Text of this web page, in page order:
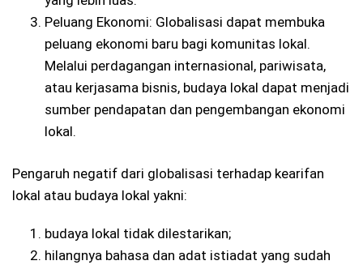
Peluang Ekonomi: Globalisasi dapat membuka
peluang ekonomi baru bagi komunitas lokal.
Melalui perdagangan internasional, pariwisata,
atau kerjasama bisnis, budaya lokal dapat menjadi
sumber pendapatan dan pengembangan ekonomi
lokal.
Pengaruh negatif dari globalisasi terhadap kearifan
lokal atau budaya lokal yakni:
budaya lokal tidak dilestarikan;
hilangnya bahasa dan adat istiadat yang sudah